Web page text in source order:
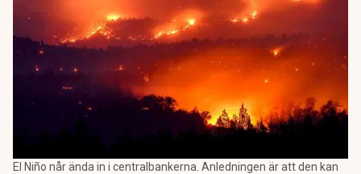
El Niño når ända in i centralbankerna. Anledningen är att den kan